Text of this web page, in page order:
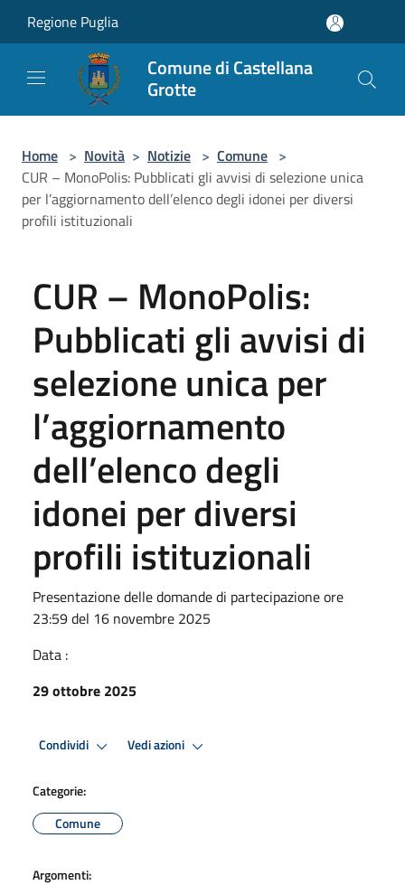
Regione Puglia
Comune di Castellana
Grotte
Home > Novità > Notizie > Comune >
CUR – MonoPolis: Pubblicati gli avvisi di selezione unica
per l’aggiornamento dell’elenco degli idonei per diversi
profili istituzionali
CUR – MonoPolis:
Pubblicati gli avvisi di
selezione unica per
l’aggiornamento
dell’elenco degli
idonei per diversi
profili istituzionali
Presentazione delle domande di partecipazione ore
23:59 del 16 novembre 2025
Data :
29 ottobre 2025
Condividi Vedi azioni
Categorie:
Comune
Argomenti: